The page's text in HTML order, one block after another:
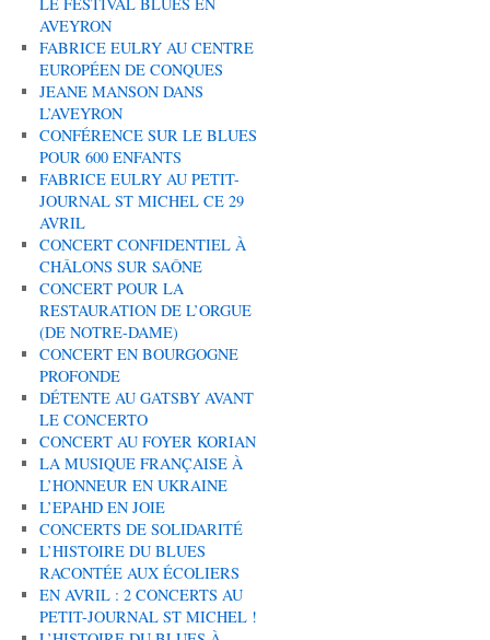
LE FESTIVAL BLUES EN
AVEYRON
FABRICE EULRY AU CENTRE
EUROPÉEN DE CONQUES
JEANE MANSON DANS
L’AVEYRON
CONFÉRENCE SUR LE BLUES
POUR 600 ENFANTS
FABRICE EULRY AU PETIT-
JOURNAL ST MICHEL CE 29
AVRIL
CONCERT CONFIDENTIEL À
CHÂLONS SUR SAÔNE
CONCERT POUR LA
RESTAURATION DE L’ORGUE
(DE NOTRE-DAME)
CONCERT EN BOURGOGNE
PROFONDE
DÉTENTE AU GATSBY AVANT
LE CONCERTO
CONCERT AU FOYER KORIAN
LA MUSIQUE FRANÇAISE À
L’HONNEUR EN UKRAINE
L’EPAHD EN JOIE
CONCERTS DE SOLIDARITÉ
L’HISTOIRE DU BLUES
RACONTÉE AUX ÉCOLIERS
EN AVRIL : 2 CONCERTS AU
PETIT-JOURNAL ST MICHEL !